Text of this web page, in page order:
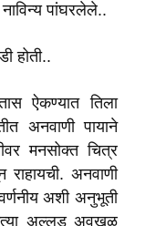
पांघरलेले..
होती..
ऐकण्यात तिला
अनवाणी पायाने
मनसोक्त चित्र
अनवाणी
अशी अनुभूती
अल्लड अवखळ